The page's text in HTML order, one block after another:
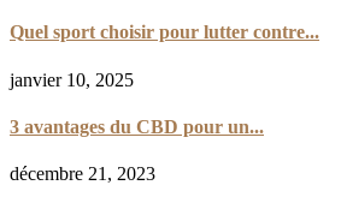
Quel sport choisir pour lutter contre...
janvier 10, 2025
3 avantages du CBD pour un...
décembre 21, 2023